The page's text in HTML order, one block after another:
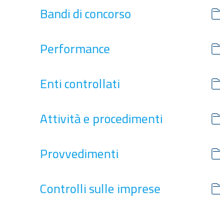
Bandi di concorso
Performance
Enti controllati
Attività e procedimenti
Provvedimenti
Controlli sulle imprese